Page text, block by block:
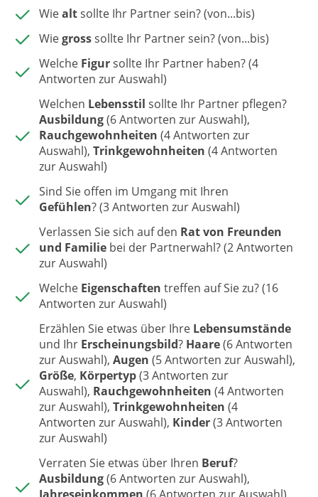
Wiealtsollte Ihr Partner sein? (von...bis)
Wiegrosssollte Ihr Partner sein? (von...bis)
Welche Figursollte Ihr Partner haben? (4
Antworten zur Auswahl)
Welchen Lebensstil sollte Ihr Partner pflegen?
Ausbildung(6 Antworten zur Auswahl),
Rauchgewohnheiten (4 Antworten zur
Auswahl), Trinkgewohnheiten (4 Antworten
zur Auswahl)
Sind Sie offen im Umgang mit Ihren
Gefühlen? (3 Antworten zur Auswahl)
Verlassen Sie sich auf den Rat von Freunden
und Familie bei der Partnerwahl? (2 Antworten
zur Auswahl)
Welche Eigenschaften treffen auf Sie zu? (16
Antworten zur Auswahl)
Erzählen Sie etwas über Ihre Lebensumstände
und Ihr Erscheinungsbild? Haare(6 Antworten
zur Auswahl), Augen (5 Antworten zur Auswahl),
Größe, Körpertyp(3 Antworten zur
Auswahl), Rauchgewohnheiten (4 Antworten
zur Auswahl), Trinkgewohnheiten (4
Antworten zur Auswahl), Kinder(3 Antworten
zur Auswahl)
Verraten Sie etwas über Ihren Beruf?
Ausbildung(6 Antworten zur Auswahl),